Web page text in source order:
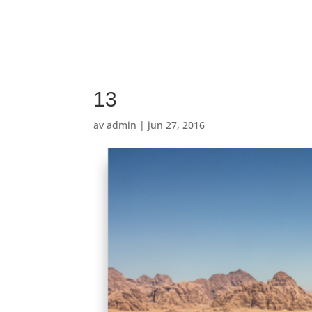
13
avadmin | jun 27, 2016